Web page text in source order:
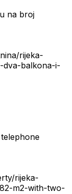
na broj
rijeka-
dva-balkona-i-
rijeka-
m2-with-two-